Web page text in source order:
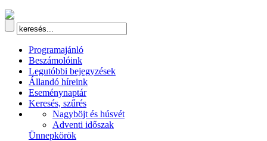
Programajánló
Beszámolóink
Legutóbbi bejegyzések
Állandó híreink
Eseménynaptár
Keresés, szűrés
Nagyböjt és húsvét
Adventi időszak
Ünnepkörök